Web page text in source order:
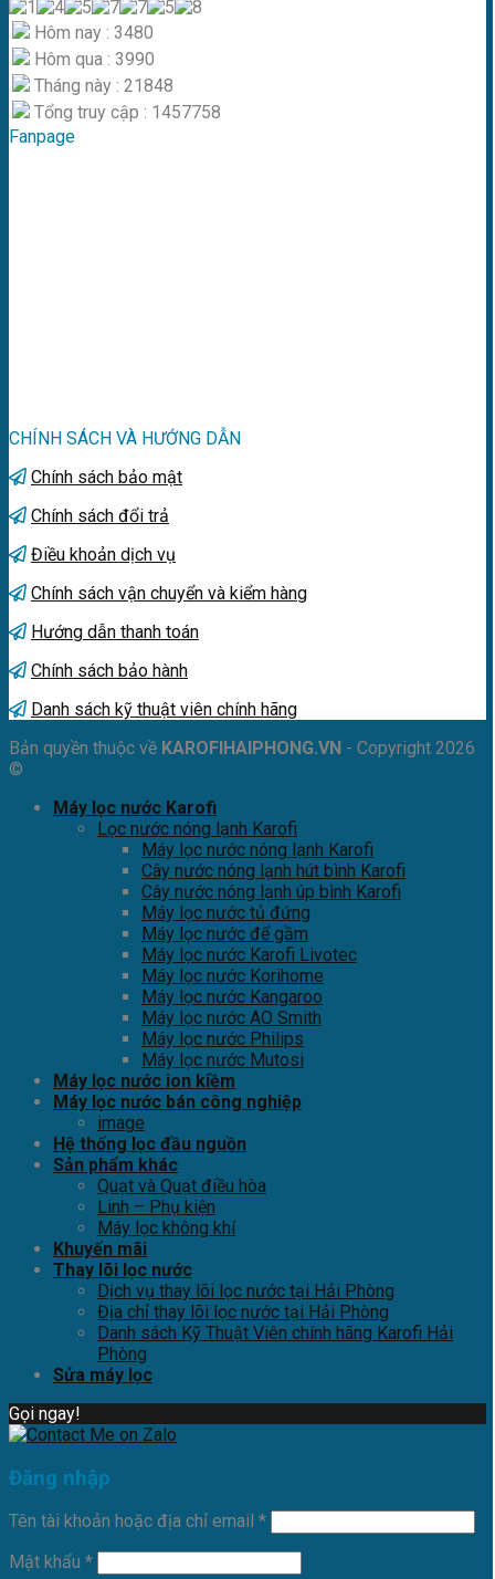
Hôm nay : 3480
Hôm qua : 3990
Tháng này : 21848
Tổng truy cập : 1457758
Fanpage
CHÍNH SÁCH VÀ HƯỚNG DẪN
Chính sách bảo mật
Chính sách đổi trả
Điều khoản dịch vụ
Chính sách vận chuyển và kiểm hàng
Hướng dẫn thanh toán
Chính sách bảo hành
Danh sách kỹ thuật viên chính hãng
Bản quyền thuộc về KAROFIHAIPHONG.VN - Copyright 2026
©
Máy lọc nước Karofi
Lọc nước nóng lạnh Karofi
Máy lọc nước nóng lạnh Karofi
Cây nước nóng lạnh hút bình Karofi
Cây nước nóng lạnh úp bình Karofi
Máy lọc nước tủ đứng
Máy lọc nước để gầm
Máy lọc nước Karofi Livotec
Máy lọc nước Korihome
Máy lọc nước Kangaroo
Máy lọc nước AO Smith
Máy lọc nước Philips
Máy lọc nước Mutosi
Máy lọc nước ion kiềm
Máy lọc nước bán công nghiệp
image
Hệ thống lọc đầu nguồn
Sản phẩm khác
Quạt và Quạt điều hòa
Linh – Phụ kiện
Máy lọc không khí
Khuyến mãi
Thay lõi lọc nước
Dịch vụ thay lõi lọc nước tại Hải Phòng
Địa chỉ thay lõi lọc nước tại Hải Phòng
Danh sách Kỹ Thuật Viên chính hãng Karofi Hải
Phòng
Sửa máy lọc
Gọi ngay!
Đăng nhập
Tên tài khoản hoặc địa chỉ email *
Mật khẩu *